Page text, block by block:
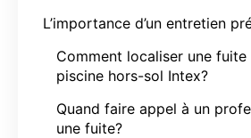
L’importance d’un entretien
Comment localiser une fuite
piscine hors-sol Intex?
Quand faire appel à un
une fuite?